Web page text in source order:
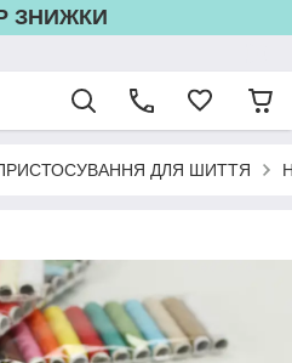
ЗНИЖКИ
ДЛЯ ШИТТЯ